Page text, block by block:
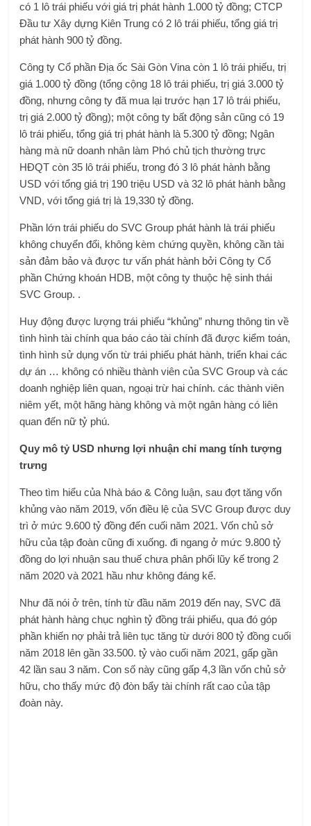
có 1 lô trái phiếu với giá trị phát hành 1.000 tỷ đồng; CTCP
Đầu tư Xây dựng Kiên Trung có 2 lô trái phiếu, tổng giá trị
phát hành 900 tỷ đồng.
Công ty Cổ phần Địa ốc Sài Gòn Vina còn 1 lô trái phiếu, trị
giá 1.000 tỷ đồng (tổng cộng 18 lô trái phiếu, trị giá 3.000 tỷ
đồng, nhưng công ty đã mua lại trước hạn 17 lô trái phiếu,
trị giá 2.000 tỷ đồng); một công ty bất động sản cũng có 19
lô trái phiếu, tổng giá trị phát hành là 5.300 tỷ đồng; Ngân
hàng mà nữ doanh nhân làm Phó chủ tịch thường trực
HĐQT còn 35 lô trái phiếu, trong đó 3 lô phát hành bằng
USD với tổng giá trị 190 triệu USD và 32 lô phát hành bằng
VND, với tổng giá trị là 19,330 tỷ đồng.
Phần lớn trái phiếu do SVC Group phát hành là trái phiếu
không chuyển đổi, không kèm chứng quyền, không cần tài
sản đảm bảo và được tư vấn phát hành bởi Công ty Cổ
phần Chứng khoán HDB, một công ty thuộc hệ sinh thái
SVC Group. .
Huy động được lượng trái phiếu “khủng” nhưng thông tin về
tình hình tài chính qua báo cáo tài chính đã được kiểm toán,
tình hình sử dụng vốn từ trái phiếu phát hành, triển khai các
dự án … không có nhiều thành viên của SVC Group và các
doanh nghiệp liên quan, ngoại trừ hai chính. các thành viên
niêm yết, một hãng hàng không và một ngân hàng có liên
quan đến nữ tỷ phú.
Quy mô tỷ USD nhưng lợi nhuận chỉ mang tính tượng
trưng
Theo tìm hiểu của Nhà báo & Công luận, sau đợt tăng vốn
khủng vào năm 2019, vốn điều lệ của SVC Group được duy
trì ở mức 9.600 tỷ đồng đến cuối năm 2021. Vốn chủ sở
hữu của tập đoàn cũng đi xuống. đi ngang ở mức 9.800 tỷ
đồng do lợi nhuận sau thuế chưa phân phối lũy kế trong 2
năm 2020 và 2021 hầu như không đáng kể.
Như đã nói ở trên, tính từ đầu năm 2019 đến nay, SVC đã
phát hành hàng chục nghìn tỷ đồng trái phiếu, qua đó góp
phần khiến nợ phải trả liên tục tăng từ dưới 800 tỷ đồng cuối
năm 2018 lên gần 33.500. tỷ vào cuối năm 2021, gấp gần
42 lần sau 3 năm. Con số này cũng gấp 4,3 lần vốn chủ sở
hữu, cho thấy mức độ đòn bẩy tài chính rất cao của tập
đoàn này.